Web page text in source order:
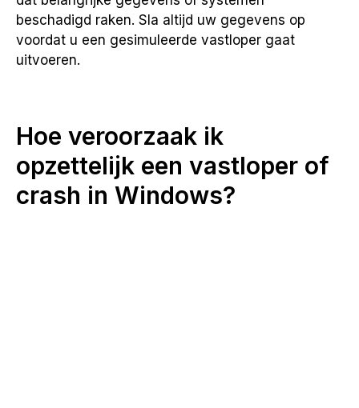
beschadigd raken. Sla altijd uw gegevens op
voordat u een gesimuleerde vastloper gaat
uitvoeren.
Hoe veroorzaak ik
opzettelijk een vastloper of
crash in Windows?